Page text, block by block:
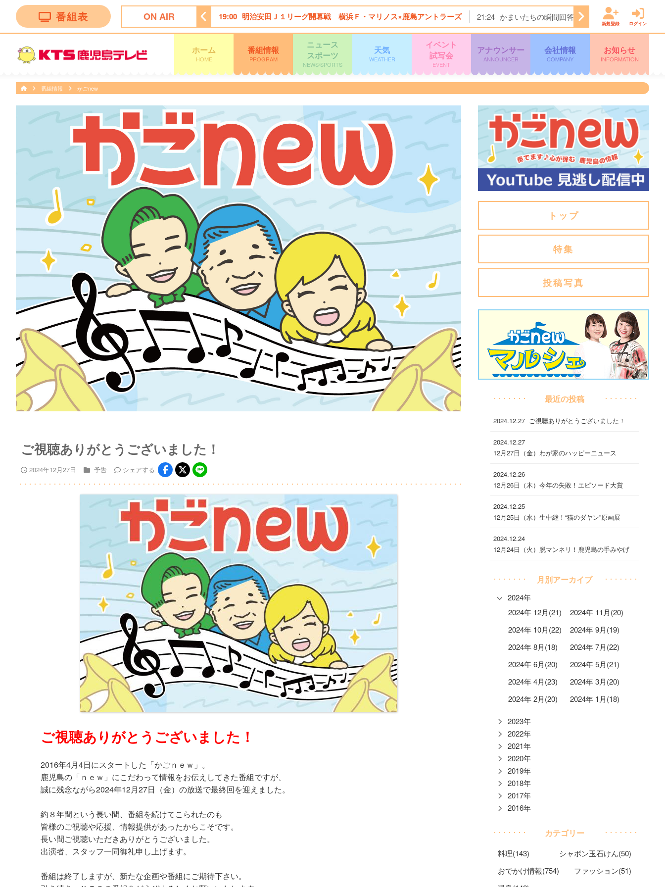
番組表 ON AIR
ｅｗｓ イット！第１部 18:09 ＫＴＳライブニュース 19:00 明治安田Ｊ１リーグ開幕戦 横浜Ｆ・マリノス×鹿島アントラーズ 21:24 かまいたちの瞬間回答！★今夜は…焼肉きんぐ
新規登録 ログイン
ホーム
HOME
番組情報
PROGRAM
ニュース
スポーツ
NEWS/SPORTS
天気
WEATHER
イベント
試写会
EVENT
アナウンサー
ANNOUNCER
会社情報
COMPANY
お知らせ
INFORMATION
番組情報 かごnew
ご視聴ありがとうございました！
2024年12月27日 予告 シェアする
ご視聴ありがとうございました！
2016年4月4日にスタートした「かごｎｅｗ」。
鹿児島の「ｎｅｗ」にこだわって情報をお伝えしてきた番組ですが、
誠に残念ながら2024年12月27日（金）の放送で最終回を迎えました。
約８年間という長い間、番組を続けてこられたのも
皆様のご視聴や応援、情報提供があったからこそです。
長い間ご視聴いただきありがとうございました。
出演者、スタッフ一同御礼申し上げます。
番組は終了しますが、新たな企画や番組にご期待下さい。
トップ
特集
投稿写真
最近の投稿
2024.12.27 ご視聴ありがとうございました！
2024.12.27
12月27日（金）わが家のハッピーニュース
2024.12.26
12月26日（木）今年の失敗！エピソード大賞
2024.12.25
12月25日（水）生中継！“猫のダヤン”原画展
2024.12.24
12月24日（火）脱マンネリ！鹿児島の手みやげ
月別アーカイブ
2024年
2024年 12月(21)
2024年 11月(20)
2024年 10月(22)
2024年 9月(19)
2024年 8月(18)
2024年 7月(22)
2024年 6月(20)
2024年 5月(21)
2024年 4月(23)
2024年 3月(20)
2024年 2月(20)
2024年 1月(18)
2023年
2022年
2021年
2020年
2019年
2018年
2017年
2016年
カテゴリー
料理(143)
シャボン玉石けん(50)
おでかけ情報(754)
ファッション(51)